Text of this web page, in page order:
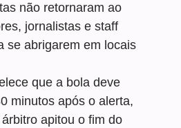
não retornaram ao
jornalistas e staff
se abrigarem em locais
que a bola deve
minutos após o alerta,
apitou o fim do